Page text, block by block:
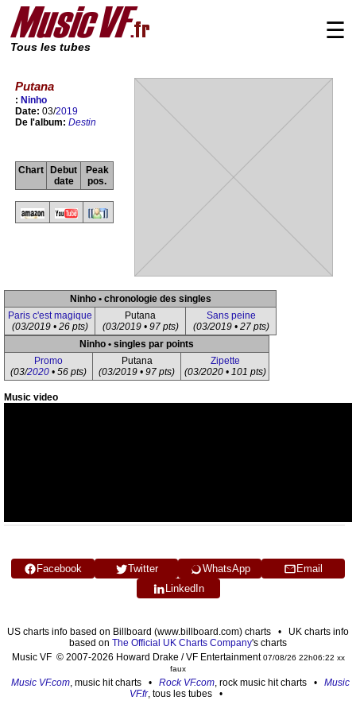
Tous les tubes
☰
Putana
: Ninho
Date: 03/2019
De l'album: Destin
Chart
Debut
date
Peak
pos.
Ninho • chronologie des singles
Paris c'est magique
(03/2019 • 26 pts)
Putana
(03/2019 • 97 pts)
Sans peine
(03/2019 • 27 pts)
Ninho • singles par points
Promo
(03/2020 • 56 pts)
Putana
(03/2019 • 97 pts)
Zipette
(03/2020 • 101 pts)
Music video
Facebook Twitter WhatsApp
Email
LinkedIn
US charts info based on Billboard (www.billboard.com) charts • UK charts info
based on The Official UK Charts Company's charts
Music VF © 2007-2026 Howard Drake / VF Entertainment07/08/26 22h06:22 xx
faux
Music VF.com, music hit charts • Rock VF.com, rock music hit charts • Music
VF.fr, tous les tubes •